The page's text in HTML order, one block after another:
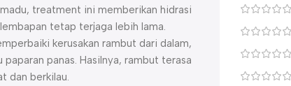
treatment ini memberikan hidrasi
tetap terjaga lebih lama.
kerusakan rambut dari dalam,
panas. Hasilnya, rambut terasa
dan berkilau.